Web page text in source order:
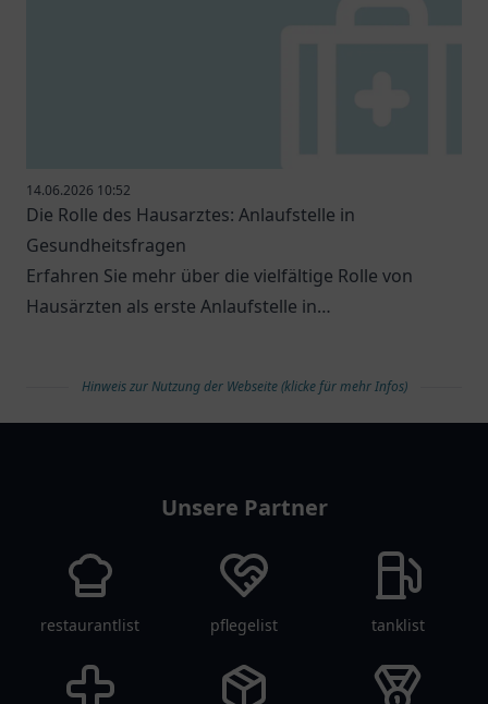
14.06.2026 10:52
Die Rolle des Hausarztes: Anlaufstelle in
Gesundheitsfragen
Erfahren Sie mehr über die vielfältige Rolle von
Hausärzten als erste Anlaufstelle in
Hinweis zur Nutzung der Webseite (klicke für mehr Infos)
Unsere Partner
restaurantlist pflegelist tanklist